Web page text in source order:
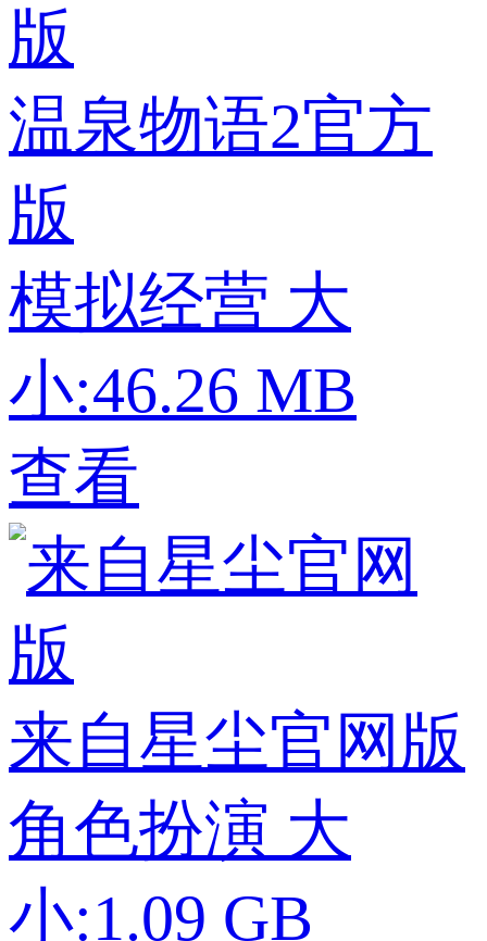
温泉物语2官方
版
模拟经营 大
小:46.26 MB
查看
来自星尘官网版
角色扮演 大
小:1.09 GB